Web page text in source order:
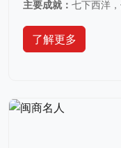
主要成就： 七下西洋
了解更多